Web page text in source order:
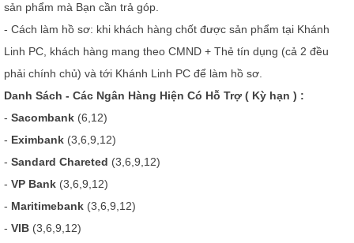
sản phẩm mà Bạn cần trả góp.
- Cách làm hồ sơ: khi khách hàng chốt được sản phẩm tại Khánh
Linh PC, khách hàng mang theo CMND + Thẻ tín dụng (cả 2 đều
phải chính chủ) và tới Khánh Linh PC để làm hồ sơ.
Danh Sách - Các Ngân Hàng Hiện Có Hỗ Trợ ( Kỳ hạn ) :
- Sacombank (6,12)
- Eximbank (3,6,9,12)
- Sandard Chareted (3,6,9,12)
- VP Bank (3,6,9,12)
- Maritimebank (3,6,9,12)
- VIB (3,6,9,12)